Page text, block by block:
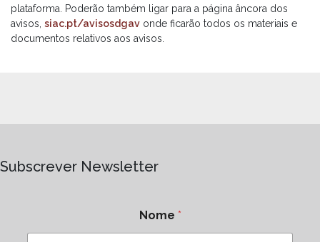
plataforma. Poderão também ligar para a página âncora dos
avisos, siac.pt/avisosdgav onde ficarão todos os materiais e
documentos relativos aos avisos.
Subscrever Newsletter
Nome *